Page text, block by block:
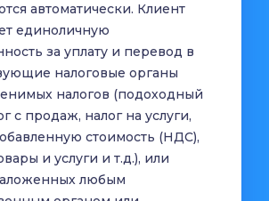
автоматически. Клиент
единоличную
за уплату и перевод в
налоговые органы
налогов (подоходный
с продаж, налог на услуги,
стоимость (НДС),
и услуги и т.д.), или
любым